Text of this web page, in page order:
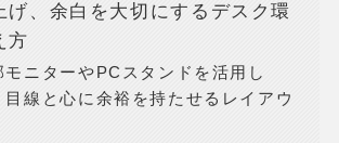
げ、余白を大切にするデスク環
方
モニターやPCスタンドを活用し
目線と心に余裕を持たせるレイアウ